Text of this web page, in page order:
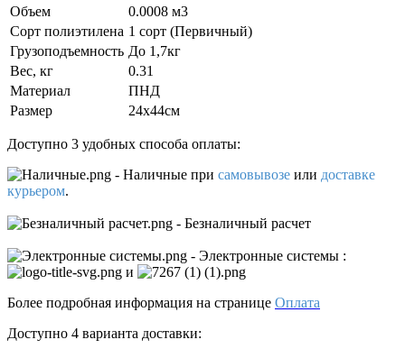
Объем
0.0008 м3
Сорт полиэтилена 1 сорт (Первичный)
Грузоподъемность До 1,7кг
Вес, кг
0.31
Материал
ПНД
Размер
24x44см
Доступно 3 удобных способа оплаты:
- Наличные при самовывозе или доставке
курьером.
- Безналичный расчет
- Электронные системы :
и
Более подробная информация на странице Оплата
Доступно 4 варианта доставки: